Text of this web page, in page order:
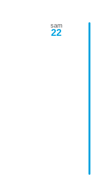
sam
22